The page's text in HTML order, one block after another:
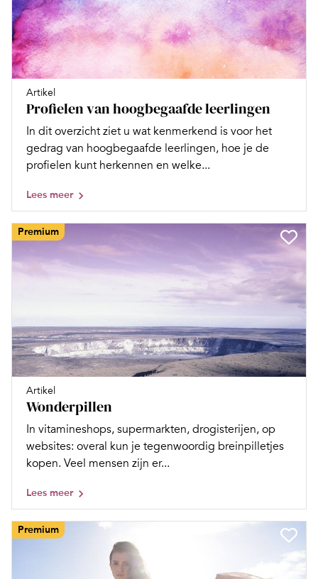
Artikel
Profielen van hoogbegaafde leerlingen
In dit overzicht ziet u wat kenmerkend is voor het
gedrag van hoogbegaafde leerlingen, hoe je de
profielen kunt herkennen en welke...
Lees meer
Premium
Artikel
Wonderpillen
In vitamineshops, supermarkten, drogisterijen, op
websites: overal kun je tegenwoordig breinpilletjes
kopen. Veel mensen zijn er...
Lees meer
Premium